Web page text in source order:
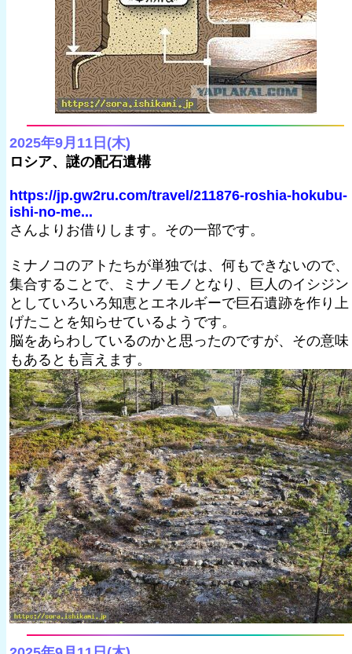
2025年9月11日(木)
ロシア、謎の配石遺構
https://jp.gw2ru.com/travel/211876-roshia-hokubu-
ishi-no-me...
さんよりお借りします。その一部です。
ミナノコのアトたちが単独では、何もできないので、
集合することで、ミナノモノとなり、巨人のイシジン
としていろいろ知恵とエネルギーで巨石遺跡を作り上
げたことを知らせているようです。
脳をあらわしているのかと思ったのですが、その意味
もあるとも言えます。